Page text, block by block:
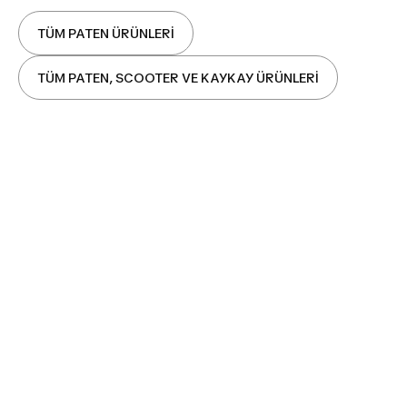
TÜM PATEN ÜRÜNLERİ
TÜM PATEN, SCOOTER VE KAYKAY ÜRÜNLERİ